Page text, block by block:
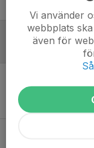
Meddela eventuella
Vi använder
webbplats
även för